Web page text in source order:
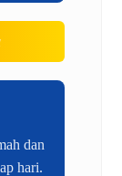
dan
hari.